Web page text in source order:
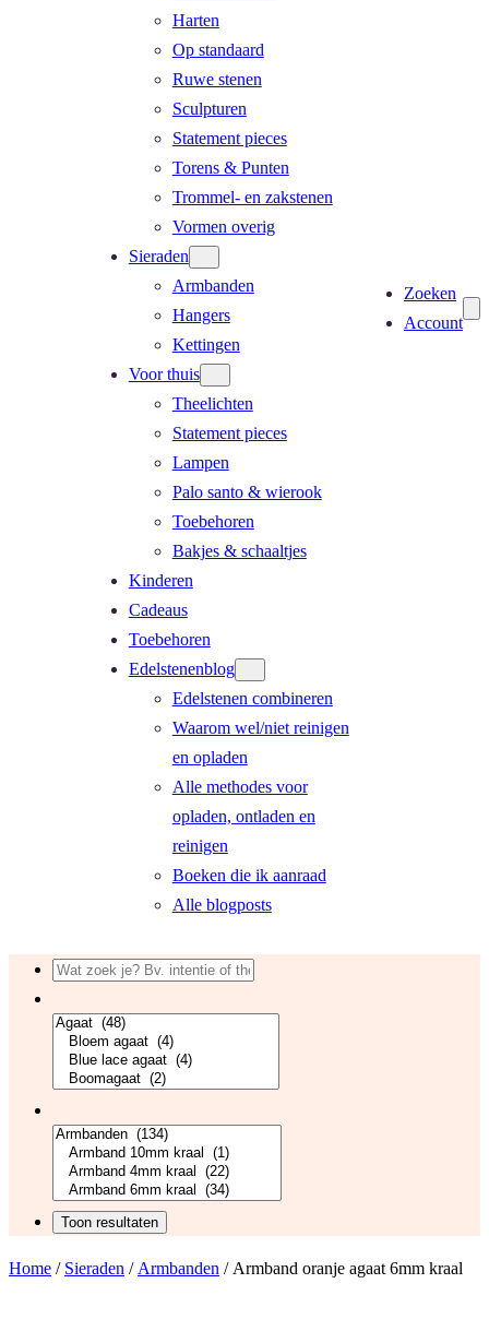
Harten
Op standaard
Ruwe stenen
Sculpturen
Statement pieces
Torens & Punten
Trommel- en zakstenen
Vormen overig
Sieraden
Armbanden
Hangers
Kettingen
Voor thuis
Theelichten
Statement pieces
Lampen
Palo santo & wierook
Toebehoren
Bakjes & schaaltjes
Kinderen
Cadeaus
Toebehoren
Edelstenenblog
Edelstenen combineren
Waarom wel/niet reinigen
en opladen
Alle methodes voor
opladen, ontladen en
reinigen
Boeken die ik aanraad
Alle blogposts
Zoeken
Account
Home / Sieraden / Armbanden / Armband oranje agaat 6mm kraal